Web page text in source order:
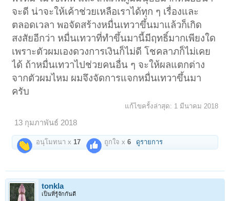
จะดี น่าจะให้เค้าช่วยเหลือเราได้ทุก ๆ เรื่องและ
ตลอดเวลา พอจัดสร้างหมื่นเทวาขึ้นมาแล้วก็เกิด
สงสัยอีกว่า หมื่นเทวาที่ทำขึ้นมานี้มีฤทธิ์มากเพียงใด
เพราะตัวผมเองดวงการเงินก็ไม่ดี โชคลาภก็ไม่เคย
ได้ ถ้าหมื่นเทวาไปช่วยคนอื่น ๆ จะให้ผลแตกต่าง
จากตัวผมไหม ผมจึงจัดการแจกหมื่นเทวาขึ้นมา
ครับ
แก้ไขครั้งล่าสุด: 1 มีนาคม 2018
13 กุมภาพันธ์ 2018
อนุโมทนา x17 ถูกใจ x6 ดูรายการ
tonkla
เป็นที่รู้จักกันดี